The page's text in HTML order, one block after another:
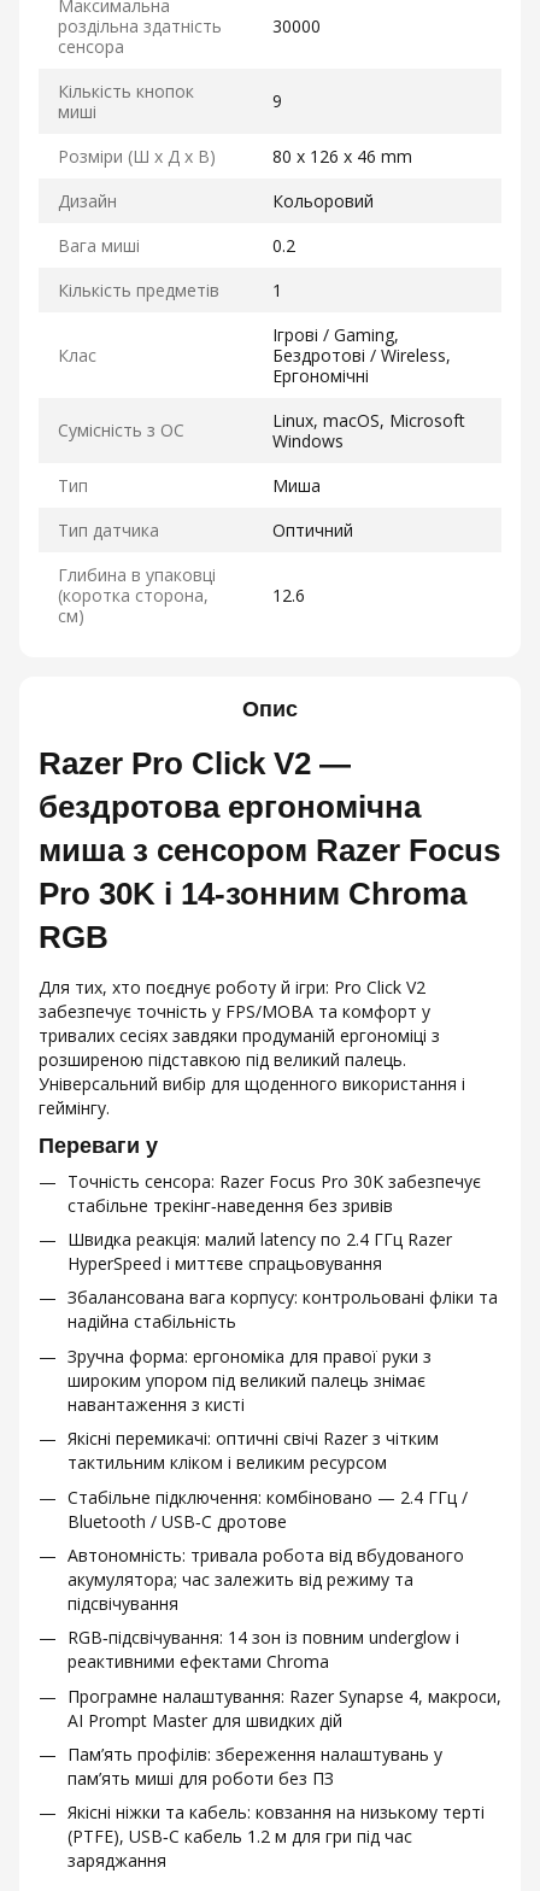
Максимальна
роздільна здатність
сенсора
30000
Кількість кнопок
миші
9
Розміри (Ш x Д x В)
80 x 126 x 46 mm
Дизайн
Кольоровий
Вага миші
0.2
Кількість предметів
1
Клас
Ігрові / Gaming,
Бездротові / Wireless,
Ергономічні
Сумісність з ОС
Linux, macOS, Microsoft
Windows
Тип
Миша
Тип датчика
Оптичний
Глибина в упаковці
(коротка сторона,
см)
12.6
Опис
Razer Pro Click V2 —
бездротова ергономічна
миша з сенсором Razer Focus
Pro 30K і 14‑зонним Chroma
RGB
Для тих, хто поєднує роботу й ігри: Pro Click V2
забезпечує точність у FPS/MOBA та комфорт у
тривалих сесіях завдяки продуманій ергономіці з
розширеною підставкою під великий палець.
Універсальний вибір для щоденного використання і
геймінгу.
Переваги у
Точність сенсора: Razer Focus Pro 30K забезпечує
стабільне трекінг‑наведення без зривів
Швидка реакція: малий latency по 2.4 ГГц Razer
HyperSpeed і миттєве спрацьовування
Збалансована вага корпусу: контрольовані фліки та
надійна стабільність
Зручна форма: ергономіка для правої руки з
широким упором під великий палець знімає
навантаження з кисті
Якісні перемикачі: оптичні свічі Razer з чітким
тактильним кліком і великим ресурсом
Стабільне підключення: комбіновано — 2.4 ГГц /
Bluetooth / USB‑C дротове
Автономність: тривала робота від вбудованого
акумулятора; час залежить від режиму та
підсвічування
RGB‑підсвічування: 14 зон із повним underglow і
реактивними ефектами Chroma
Програмне налаштування: Razer Synapse 4, макроси,
AI Prompt Master для швидких дій
Пам’ять профілів: збереження налаштувань у
пам’ять миші для роботи без ПЗ
Якісні ніжки та кабель: ковзання на низькому терті
(PTFE), USB‑C кабель 1.2 м для гри під час
заряджання